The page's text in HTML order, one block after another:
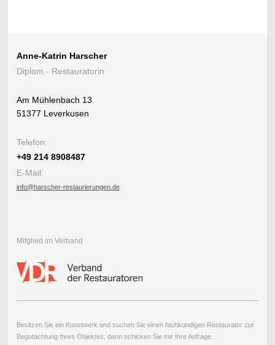
Anne-Katrin Harscher
Diplom - Restauratorin
Am Mühlenbach 13
51377 Leverkusen
Telefon:
+49 214 8908487
E-Mail:
info@harscher-restaurierungen.de
Mitglied im Verband
Besitzen Sie ein Kunstwerk und suchen Sie einen fachkundigen Restaurator zur
Begutachtung Ihres Objektes, dann schicken Sie mir Ihre Anfrage.